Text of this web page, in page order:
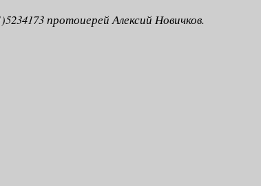
протоиерей Алексий Новичков.